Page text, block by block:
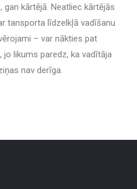
gan kārtējā. Neatliec kārtējās
tansporta līdzelkļā vadīšanu
– var nākties pat
likums paredz, ka vadītāja
nav derīga.